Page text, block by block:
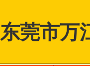
东莞市万